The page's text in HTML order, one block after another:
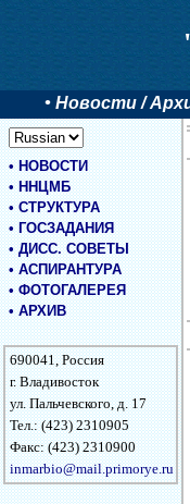
• Новости /
•НОВОСТИ
•ННЦМБ
•СТРУКТУРА
•ГОСЗАДАНИЯ
•ДИСС. СОВЕТЫ
•АСПИРАНТУРА
•ФОТОГАЛЕРЕЯ
•АРХИВ
690041, Россия
г. Владивосток
ул. Пальчевского, д. 17
Тел.: (423) 2310905
Факс: (423) 2310900
inmarbio@mail.primorye.ru